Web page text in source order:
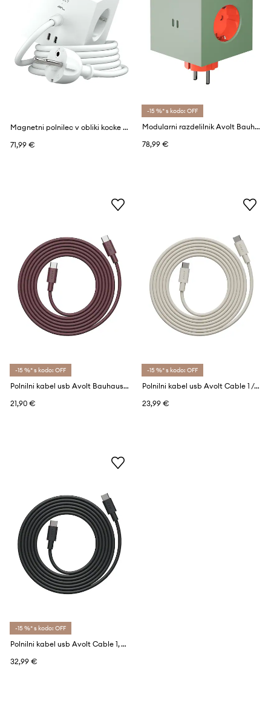
Magnetni polnilec v obliki kocke Avolt Square 1, 2 x USB, 1,8 m
71,99 €
-15 %* s kodo: OFF
Modularni razdelilnik Avolt Bauhaus-Archiv USB-C (30W)
78,99 €
-15 %* s kodo: OFF
Polnilni kabel usb Avolt Bauhaus-Archiv USB-C to USB-C / 2m
21,90 €
-15 %* s kodo: OFF
Polnilni kabel usb Avolt Cable 1 / USB-C to USB-C / 2 m
23,99 €
-15 %* s kodo: OFF
Polnilni kabel usb Avolt Cable 1, / USB-C to USB-C / 2 m
32,99 €